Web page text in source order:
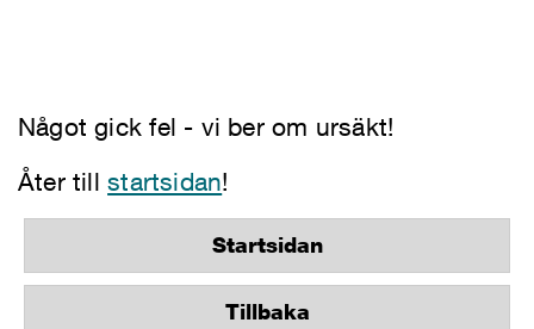
Något gick fel - vi ber om ursäkt!
Åter tillstartsidan!
Startsidan
Tillbaka